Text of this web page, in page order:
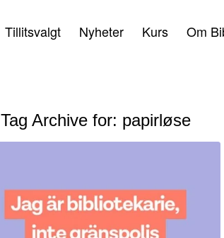
Tillitsvalgt Nyheter Kurs Om
Tag Archive for: papirløse